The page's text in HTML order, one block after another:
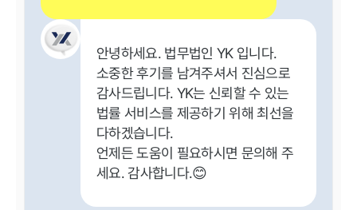
안녕하세요. 법무법인 YK 입니다.
소중한 후기를 남겨주셔서 진심으로
감사드립니다. YK는 신뢰할 수 있는
법률 서비스를 제공하기 위해 최선을
다하겠습니다.
언제든 도움이 필요하시면 문의해 주
세요. 감사합니다.😊